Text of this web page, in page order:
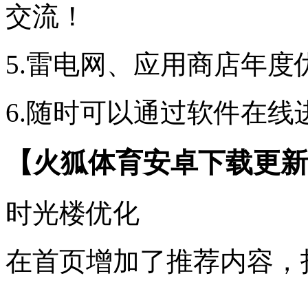
交流！
5.雷电网、应用商店年度
6.随时可以通过软件在线
【火狐体育安卓下载更
时光楼优化
在首页增加了推荐内容